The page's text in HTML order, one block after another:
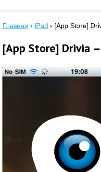
Главная › iPad › [App Store]
[App Store] Drivia